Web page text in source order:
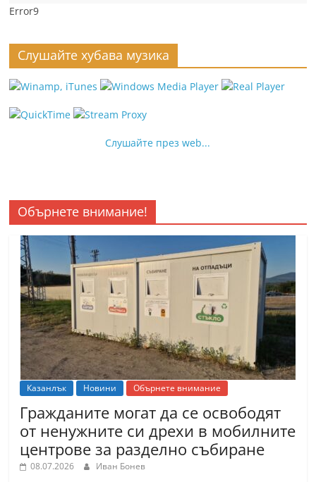
Error9
Слушайте хубава музика
Слушайте през web...
Обърнете внимание!
Казанлък Новини Обърнете внимание
Гражданите могат да се освободят
от ненужните си дрехи в мобилните
центрове за разделно събиране
08.07.2026 Иван Бонев